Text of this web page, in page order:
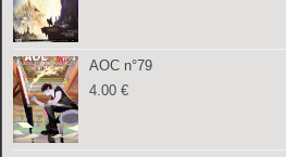
AOC n°79
4.00€